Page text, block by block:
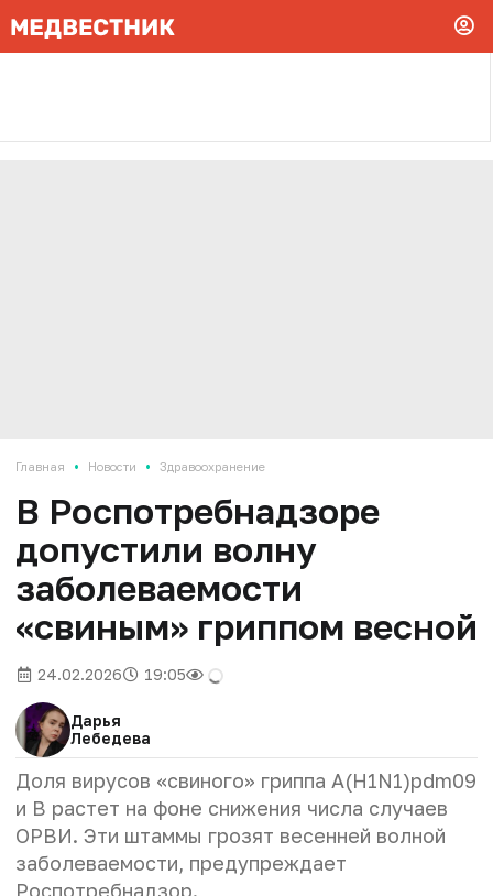
Главная • Новости • Здравоохранение
В Роспотребнадзоре
допустили волну
заболеваемости
«свиным» гриппом весной
24.02.2026 19:05
Дарья
Лебедева
Доля вирусов «свиного» гриппа A(H1N1)pdm09
и B растет на фоне снижения числа случаев
ОРВИ. Эти штаммы грозят весенней волной
заболеваемости, предупреждает
Роспотребнадзор.